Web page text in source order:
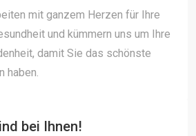
mit ganzem Herzen für Ihre
und kümmern uns um Ihre
damit Sie das schönste
haben.
bei Ihnen!